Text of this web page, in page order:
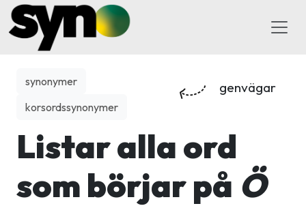
genvägar
synonymer
korsordssynonymer
Listar alla ord
som börjar på Ö